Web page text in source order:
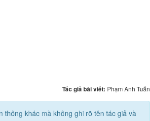
Tác giả bài viết: Phạm Anh Tuấn
thông khác mà không ghi rõ tên tác giả và